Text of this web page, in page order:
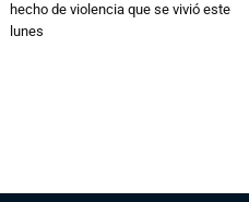
hecho de violencia que se vivió este
lunes